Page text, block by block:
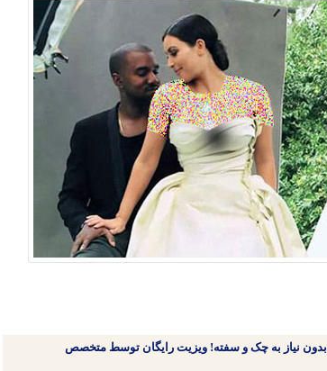
بدون نیاز به چک و سفته! ویزیت رایگان توسط متخصص